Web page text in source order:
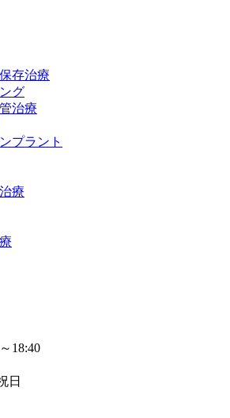
存治療
グ
治療
プラント
療
18:40
日